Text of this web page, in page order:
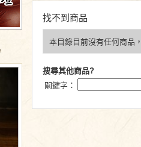
找不到商品
本目錄目前沒有任何商品
搜尋其他商品?
關鍵字：